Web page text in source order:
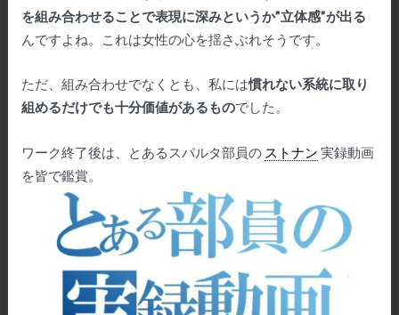
を組み合わせることで表現に深みというか”立体感”が出る
んですよね。これは女性の心を揺さぶれそうです。
ただ、組み合わせでなくとも、私には慣れない系統に取り
組めるだけでも十分価値があるものでした。
ワーク終了後は、とあるスパルタ部員の ストナン 実録動画
を皆で鑑賞。